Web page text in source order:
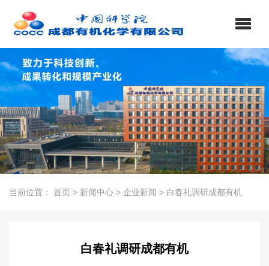
当前位置： 首页 > 新闻中心 > 企业新闻 > 白春礼调研成都有机
白春礼调研成都有机